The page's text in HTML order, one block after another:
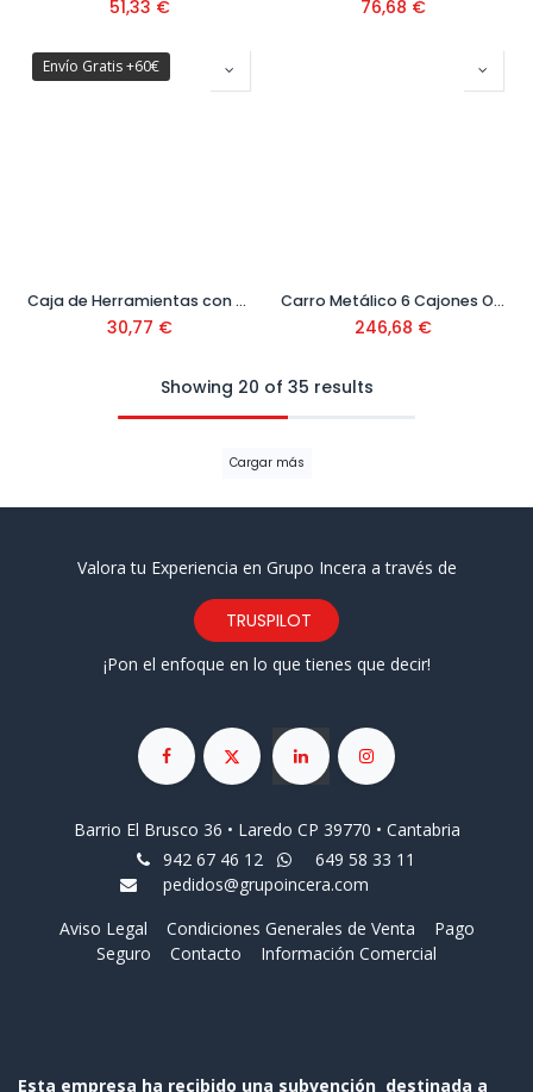
51,33 € 76,68 €
Envío Gratis +60€
Caja de Herramientas con Organizador Ref. 09400705
30,77 €
Carro Metálico 6 Cajones Orange Ref.170860
246,68 €
Showing 20 of 35 results
Cargar más
Valora tu Experiencia en Grupo Incera a través de
TRUSPILOT
¡Pon el enfoque en lo que tienes que decir!
Barrio El Brusco 36 • Laredo CP 39770 • Cantabria
942 67 46 12
649 58 33 11
pedidos@grupoincera.com
Aviso Legal
Condiciones Generales de Venta
Pago
Seguro
Contacto Información Comercial
Esta empresa ha recibido una subvención destinada a